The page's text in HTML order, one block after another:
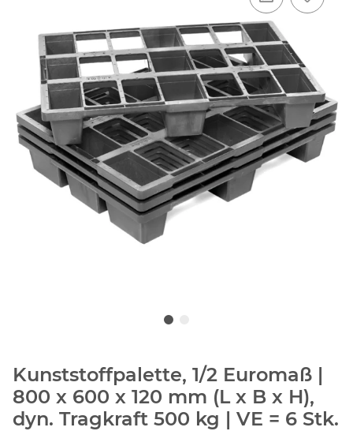
Kunststoffpalette, 1/2 Euromaß |
800 x 600 x 120 mm (L x B x H),
dyn. Tragkraft 500 kg | VE = 6 Stk.